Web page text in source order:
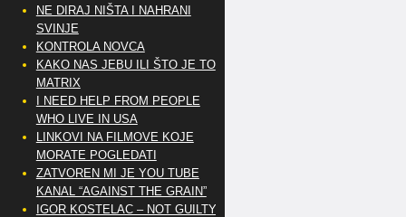
NE DIRAJ NIŠTA I NAHRANI
SVINJE
KONTROLA NOVCA
KAKO NAS JEBU ILI ŠTO JE TO
MATRIX
I NEED HELP FROM PEOPLE
WHO LIVE IN USA
LINKOVI NA FILMOVE KOJE
MORATE POGLEDATI
ZATVOREN MI JE YOU TUBE
KANAL “AGAINST THE GRAIN”
IGOR KOSTELAC – NOT GUILTY